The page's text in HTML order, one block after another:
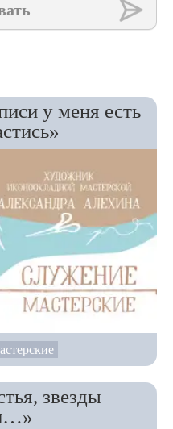
у меня есть
звезды